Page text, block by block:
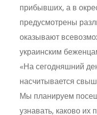
прибывших, а в
предусмотрены
оказывают
украинским
«На сегодняшний
насчитывается
Мы планируем
узнавать, каково их